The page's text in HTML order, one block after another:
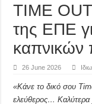
TΙΜΕ
της ΕΠΕ
καπνικών
26 June 2026
«Κάνε το δικό σου
ελεύθερος…